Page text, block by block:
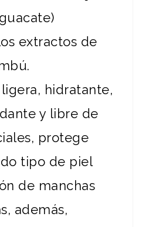
extractos de
hidratante,
y libre de
protege
tipo de piel
de manchas
además,